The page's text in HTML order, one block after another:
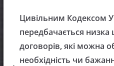
Цивільним Кодексом
передбачається
договорів, які можна
необхідність чи